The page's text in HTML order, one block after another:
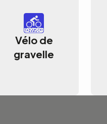
Vélo de
gravelle